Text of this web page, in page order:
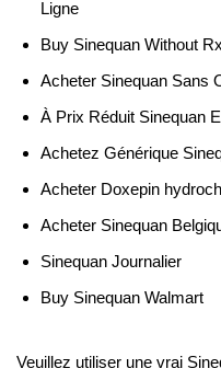
Ligne
Buy Sinequan Without Rx
Acheter Sinequan Sans
À Prix Réduit Sinequan
Achetez Générique
Acheter Doxepin
Acheter Sinequan
Sinequan Journalier
Buy Sinequan Walmart
Veuillez utiliser une vrai